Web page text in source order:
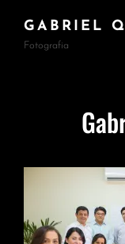
GABRIEL
Fotografia